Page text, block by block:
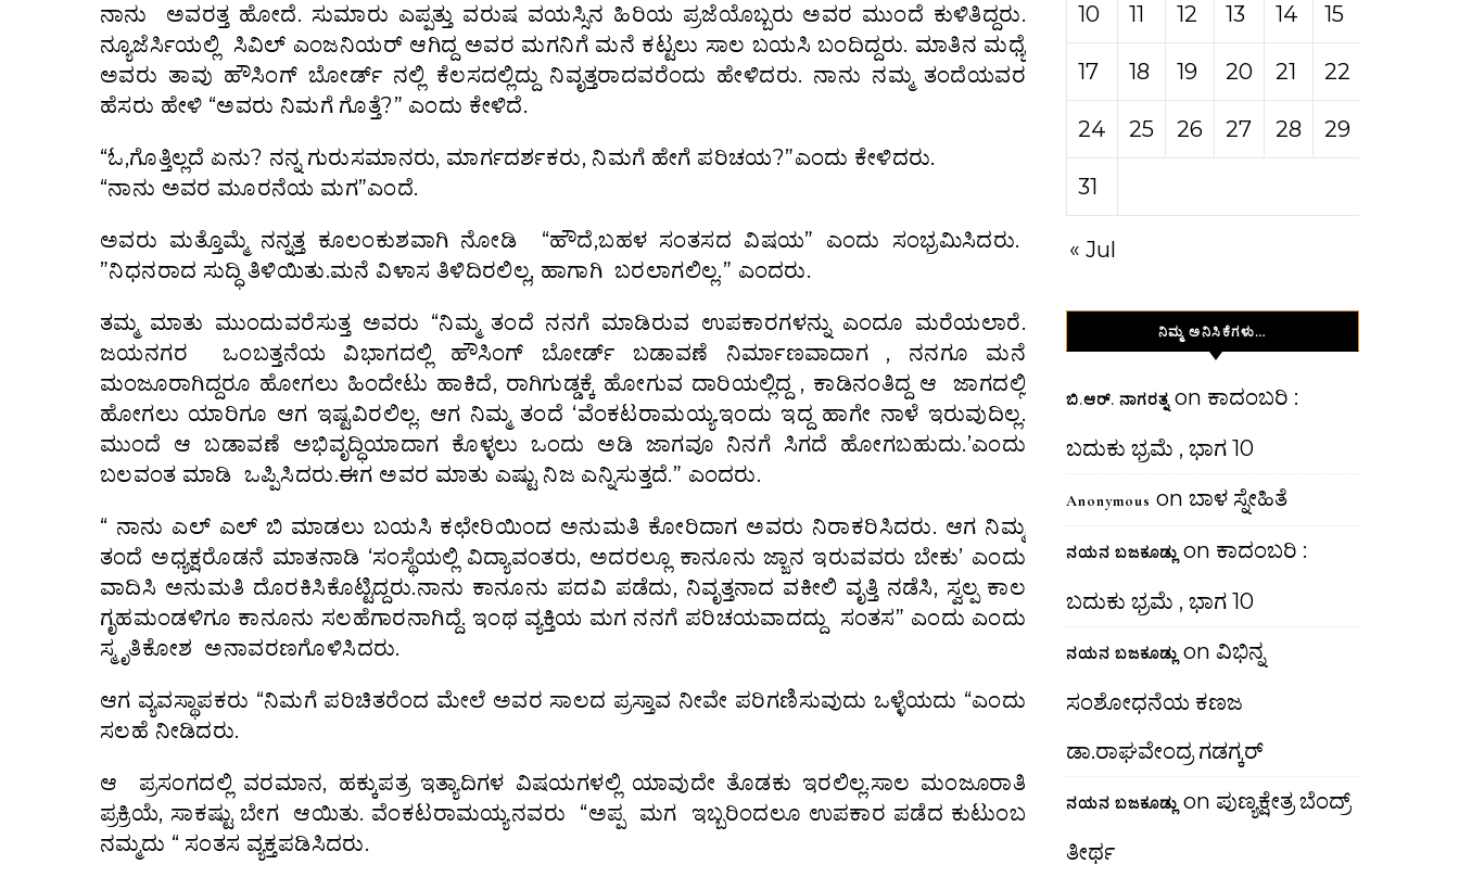
ನಾನು ಅವರತ್ತ ಹೋದೆ. ಸುಮಾರು ಎಪ್ಪತ್ತು ವರುಷ ವಯಸ್ಸಿನ ಹಿರಿಯ ಪ್ರಜೆಯೊಬ್ಬರು ಅವರ ಮುಂದೆ ಕುಳಿತಿದ್ದರು.
ನ್ಯೂಜೆರ್ಸಿಯಲ್ಲಿ ಸಿವಿಲ್ ಎಂಜನಿಯರ್ ಆಗಿದ್ದ ಅವರ ಮಗನಿಗೆ ಮನೆ ಕಟ್ಟಲು ಸಾಲ ಬಯಸಿ ಬಂದಿದ್ದರು. ಮಾತಿನ ಮಧ್ಯೆ
ಅವರು ತಾವು ಹೌಸಿಂಗ್ ಬೋರ್ಡ್ ನಲ್ಲಿ ಕೆಲಸದಲ್ಲಿದ್ದು ನಿವೃತ್ತರಾದವರೆಂದು ಹೇಳಿದರು. ನಾನು ನಮ್ಮ ತಂದೆಯವರ
ಹೆಸರು ಹೇಳಿ “ಅವರು ನಿಮಗೆ ಗೊತ್ತೆ?” ಎಂದು ಕೇಳಿದೆ.
“ಓ,ಗೊತ್ತಿಲ್ಲದೆ ಏನು? ನನ್ನ ಗುರುಸಮಾನರು, ಮಾರ್ಗದರ್ಶಕರು, ನಿಮಗೆ ಹೇಗೆ ಪರಿಚಯ?”ಎಂದು ಕೇಳಿದರು.
“ನಾನು ಅವರ ಮೂರನೆಯ ಮಗ”ಎಂದೆ.
ಅವರು ಮತ್ತೊಮ್ಮೆ ನನ್ನತ್ತ ಕೂಲಂಕುಶವಾಗಿ ನೋಡಿ “ಹೌದೆ,ಬಹಳ ಸಂತಸದ ವಿಷಯ” ಎಂದು ಸಂಭ್ರಮಿಸಿದರು.
”ನಿಧನರಾದ ಸುದ್ಧಿ ತಿಳಿಯಿತು.ಮನೆ ವಿಳಾಸ ತಿಳಿದಿರಲಿಲ್ಲ, ಹಾಗಾಗಿ ಬರಲಾಗಲಿಲ್ಲ.” ಎಂದರು.
ತಮ್ಮ ಮಾತು ಮುಂದುವರೆಸುತ್ತ ಅವರು “ನಿಮ್ಮ ತಂದೆ ನನಗೆ ಮಾಡಿರುವ ಉಪಕಾರಗಳನ್ನು ಎಂದೂ ಮರೆಯಲಾರೆ.
ಜಯನಗರ ಒಂಬತ್ತನೆಯ ವಿಭಾಗದಲ್ಲಿ ಹೌಸಿಂಗ್ ಬೋರ್ಡ್ ಬಡಾವಣೆ ನಿರ್ಮಾಣವಾದಾಗ , ನನಗೂ ಮನೆ
ಮಂಜೂರಾಗಿದ್ದರೂ ಹೋಗಲು ಹಿಂದೇಟು ಹಾಕಿದೆ, ರಾಗಿಗುಡ್ಡಕ್ಕೆ ಹೋಗುವ ದಾರಿಯಲ್ಲಿದ್ದ , ಕಾಡಿನಂತಿದ್ದ ಆ ಜಾಗದಲ್ಲಿ
ಹೋಗಲು ಯಾರಿಗೂ ಆಗ ಇಷ್ಟವಿರಲಿಲ್ಲ. ಆಗ ನಿಮ್ಮ ತಂದೆ ‘ವೆಂಕಟರಾಮಯ್ಯ.ಇಂದು ಇದ್ದ ಹಾಗೇ ನಾಳೆ ಇರುವುದಿಲ್ಲ.
ಮುಂದೆ ಆ ಬಡಾವಣೆ ಅಭಿವೃದ್ಧಿಯಾದಾಗ ಕೊಳ್ಳಲು ಒಂದು ಅಡಿ ಜಾಗವೂ ನಿನಗೆ ಸಿಗದೆ ಹೋಗಬಹುದು.’ಎಂದು
ಬಲವಂತ ಮಾಡಿ ಒಪ್ಪಿಸಿದರು.ಈಗ ಅವರ ಮಾತು ಎಷ್ಟು ನಿಜ ಎನ್ನಿಸುತ್ತದೆ.” ಎಂದರು.
“ ನಾನು ಎಲ್ ಎಲ್ ಬಿ ಮಾಡಲು ಬಯಸಿ ಕಛೇರಿಯಿಂದ ಅನುಮತಿ ಕೋರಿದಾಗ ಅವರು ನಿರಾಕರಿಸಿದರು. ಆಗ ನಿಮ್ಮ
ತಂದೆ ಅಧ್ಯಕ್ಷರೊಡನೆ ಮಾತನಾಡಿ ‘ಸಂಸ್ಥೆಯಲ್ಲಿ ವಿದ್ಯಾವಂತರು, ಅದರಲ್ಲೂ ಕಾನೂನು ಜ್ಙಾನ ಇರುವವರು ಬೇಕು’ ಎಂದು
ವಾದಿಸಿ ಅನುಮತಿ ದೊರಕಿಸಿಕೊಟ್ಟಿದ್ದರು.ನಾನು ಕಾನೂನು ಪದವಿ ಪಡೆದು, ನಿವೃತ್ತನಾದ ವಕೀಲಿ ವೃತ್ತಿ ನಡೆಸಿ, ಸ್ವಲ್ಪ ಕಾಲ
ಗೃಹಮಂಡಳಿಗೂ ಕಾನೂನು ಸಲಹೆಗಾರನಾಗಿದ್ದೆ. ಇಂಥ ವ್ಯಕ್ತಿಯ ಮಗ ನನಗೆ ಪರಿಚಯವಾದದ್ದು ಸಂತಸ” ಎಂದು ಎಂದು
ಸ್ಮೃತಿಕೋಶ ಅನಾವರಣಗೊಳಿಸಿದರು.
ಆಗ ವ್ಯವಸ್ಥಾಪಕರು “ನಿಮಗೆ ಪರಿಚಿತರೆಂದ ಮೇಲೆ ಅವರ ಸಾಲದ ಪ್ರಸ್ತಾವ ನೀವೇ ಪರಿಗಣಿಸುವುದು ಒಳ್ಳೆಯದು “ಎಂದು
ಸಲಹೆ ನೀಡಿದರು.
ಆ ಪ್ರಸಂಗದಲ್ಲಿ ವರಮಾನ, ಹಕ್ಕುಪತ್ರ ಇತ್ಯಾದಿಗಳ ವಿಷಯಗಳಲ್ಲಿ ಯಾವುದೇ ತೊಡಕು ಇರಲಿಲ್ಲ.ಸಾಲ ಮಂಜೂರಾತಿ
ಪ್ರಕ್ರಿಯೆ, ಸಾಕಷ್ಟು ಬೇಗ ಆಯಿತು. ವೆಂಕಟರಾಮಯ್ಯನವರು “ಅಪ್ಪ ಮಗ ಇಬ್ಬರಿಂದಲೂ ಉಪಕಾರ ಪಡೆದ ಕುಟುಂಬ
ನಮ್ಮದು “ ಸಂತಸ ವ್ಯಕ್ತಪಡಿಸಿದರು.
10 11 12 13 14 15
17 18 19 20 21 22
24 25 26 27 28 29
31
« Jul
ನಿಮ್ಮ ಅನಿಸಿಕೆಗಳು…
ಬಿ.ಆರ್. ನಾಗರತ್ನ on ಕಾದಂಬರಿ :
ಬದುಕು ಭ್ರಮೆ , ಭಾಗ 10
Anonymous on ಬಾಳ ಸ್ನೇಹಿತೆ
ನಯನ ಬಜಕೂಡ್ಲು on ಕಾದಂಬರಿ :
ಬದುಕು ಭ್ರಮೆ , ಭಾಗ 10
ನಯನ ಬಜಕೂಡ್ಲು on ವಿಭಿನ್ನ
ಸಂಶೋಧನೆಯ ಕಣಜ
ಡಾ.ರಾಘವೇಂದ್ರ ಗಡಗ್ಕರ್
ನಯನ ಬಜಕೂಡ್ಲು on ಪುಣ್ಯಕ್ಷೇತ್ರ ಬೆಂದ್ರ್
ತೀರ್ಥ